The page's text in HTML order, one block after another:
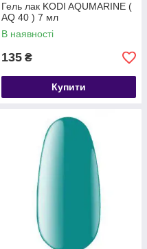
Гель лак KODI AQUMARINE (
AQ 40 ) 7 мл
В наявності
135 ₴
Купити